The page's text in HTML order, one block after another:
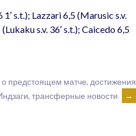
s.t.); Lazzari 6,5 (Marusic s.v.
s.v. 36′ s.t.); Caicedo 6,5
предстоящем матче, достижения
трансферные новости
→